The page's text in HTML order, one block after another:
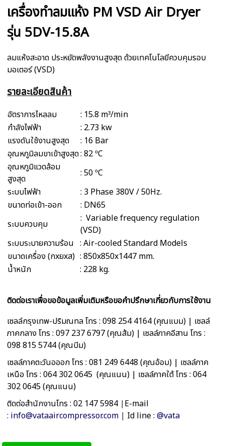
เครื่องทำลมแห้ง PM VSD Air Dryer
รุ่น 5DV-15.8A
ลมแห้งสะอาด ประหยัดพลังงานสูงสุด ด้วยเทคโนโลยีควบคุมรอบ
มอเตอร์ (VSD)
รายละเอียดสินค้า
อัตราการไหลลม
: 15.8 m³/min
กำลังไฟฟ้า
: 2.73 kw
แรงดันใช้งานสูงสุด
: 16 Bar
อุณหภูมิลมขาเข้าสูงสุด: 82 ºC
อุณหภูมิแวดล้อม
สูงสุด
: 50 ºC
ระบบไฟฟ้า
: 3 Phase 380V / 50Hz.
ขนาดท่อเข้า-ออก
: DN65
ระบบควบคุม
: Variable frequency regulation
(VSD)
ระบบระบายความร้อน : Air-cooled Standard Models
ขนาดเครื่อง (กxยxส) : 850x850x1447 mm.
น้ำหนัก
: 228 kg.
ติดต่อเราเพื่อขอข้อมูลเพิ่มเติมหรือขอคำปรึกษาเกี่ยวกับการใช้งาน
เซลล์กรุงเทพ-ปริมณทล โทร : 098 254 4164 (คุณแบม) | เซลล์
ภาคกลาง โทร : 097 237 6797 (คุณส้ม) | เซลล์ภาคอีสาน โทร :
098 815 5744 (คุณบีม)
เซลล์ภาคตะวันอออก โทร : 081 249 6448 (คุณอ้อม) | เซลล์ภาค
เหนือ โทร : 064 302 0645 (คุณแนน) | เซลล์ภาคใต้ โทร : 064
302 0645 (คุณแนน)
ติดต่อสำนักงานโทร : 02 147 5984 |E-mail
: info@vataaircompressor.com | Id line: @vata